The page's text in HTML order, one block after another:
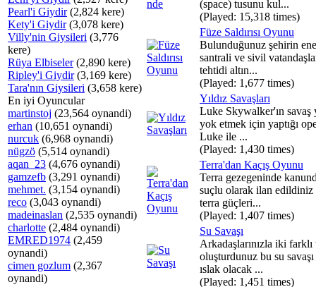
Pearl'i Giydir(2,824 kere)
Kety'i Giydir(3,078 kere)
Villy'nin Giysileri (3,776
kere)
Rüya Elbiseler(2,890 kere)
Ripley'i Giydir(3,169 kere)
Tara'nın Giysileri (3,658 kere)
En iyi Oyuncular
martinstoj (23,564 oynandi)
erhan (10,651 oynandi)
nurcuk (6,968 oynandi)
nügzö (5,514 oynandi)
aqan_23 (4,676 oynandi)
gamzefb (3,291 oynandi)
mehmet. (3,154 oynandi)
reco (3,043 oynandi)
madeinaslan (2,535 oynandi)
charlotte (2,484 oynandi)
EMRED1974 (2,459
oynandi)
cimen gozlum (2,367
oynandi)
(space) tusunu kul...
(Played: 15,318 times)
Füze Saldırısı Oyunu
Bulunduğunuz şehirin
santrali ve sivil
tehtidi altın...
(Played: 1,677 times)
Yıldız Savaşları
Luke Skywalker'ın savaş
yok etmek için yaptığı
Luke ile ...
(Played: 1,430 times)
Terra'dan Kaçış Oyunu
Terra gezegeninde
suçlu olarak ilan edildiniz
terra güçleri...
(Played: 1,407 times)
Su Savaşı
Arkadaşlarınızla iki farklı
oluşturdunuz bu su
ıslak olacak ...
(Played: 1,451 times)